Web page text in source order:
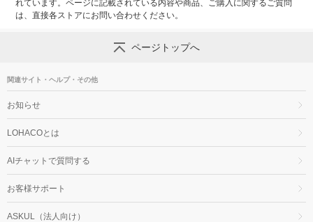
れています。ページに記載されている内容や商品、ご購入に関するご質問
は、直接各ストアにお問い合わせください。
ページトップへ
関連サイト・ヘルプ・その他
お知らせ
LOHACOとは
AIチャットで質問する
お客様サポート
ASKUL（法人向け）